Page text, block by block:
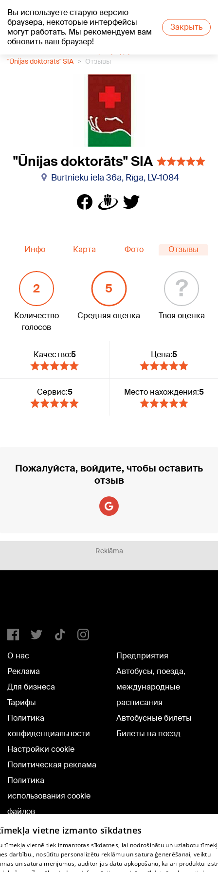
Вы используете старую версию
браузера, некоторые интерфейсы
могут работать. Мы рекомендуем вам
обновить ваш браузер!
Закрыть
+18°C
"Ūnijas doktorāts" SIA
Отзывы
"Ūnijas doktorāts" SIA
Burtnieku iela 36a, Rīga, LV-1084
Инфо Карта Фото Отзывы
2
Количество
голосов
5
Средняя оценка
?
Твоя оценка
Качество:5 Цена:5
Сервис:5 Место нахождения:5
Пожалуйста, войдите, чтобы оставить
отзыв
Reklāma
О нас
Реклама
Для бизнеса
Тарифы
Политика
конфиденциальности
Настройки cookie
Политическая реклама
Политика
использования cookie
файлов
Добавление
комментариев
Предприятия
Автобусы, поезда,
международные
расписания
Автобусные билеты
Билеты на поезд
TВ-программа
vietne izmanto sīkdatnes
tīmekļa vietnē tiek izmantotas sīkdatnes, lai nodrošinātu un uzlabotu
darbību., nosūtītu personalizētu reklāmu un satura ģenerēšanai, veiktu
un satura mērījumus, auditorijas datu apkopošanu, kā arī produktu